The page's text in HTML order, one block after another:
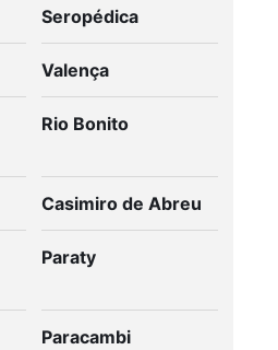
Seropédica
Valença
Rio Bonito
Casimiro de Abreu
Paraty
Paracambi